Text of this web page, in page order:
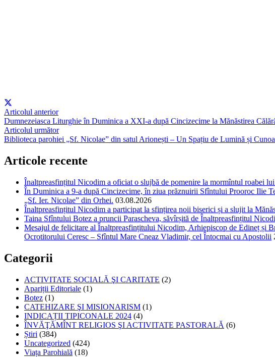
Articolul anterior
Dumnezeiasca Liturghie în Duminica a XXI-a după Cincizecime la Mănăstirea
Articolul următor
Biblioteca parohiei „Sf. Nicolae” din satul Arionești – Un Spațiu de Lumină și
Articole recente
Înaltpreasfințitul Nicodim a oficiat o slujbă de pomenire la mormîntul roabei
În Duminica a 9-a după Cincizecime, în ziua prăznuirii Sfîntului Prooroc Ilie
„Sf. Ier. Nicolae” din Orhei. 03.08.2026
Înaltpreasfințitul Nicodim a participat la sfințirea noii biserici și a slujit la
Taina Sfîntului Botez a pruncii Parascheva, săvîrșită de Înaltpreasfințitul
Mesajul de felicitare al Înaltpreasfințitului Nicodim, Arhiepiscop de Edineț
Ocrotitorului Ceresc – Sfîntul Mare Cneaz Vladimir, cel Întocmai cu Apostolii
Categorii
ACTIVITATE SOCIALĂ ŞI CARITATE (2)
Apariții Editoriale (1)
Botez (1)
CATEHIZARE ŞI MISIONARISM (1)
INDICAȚII TIPICONALE 2024 (4)
ÎNVĂŢĂMÎNT RELIGIOS ŞI ACTIVITATE PASTORALĂ (6)
Știri (384)
Uncategorized (424)
Viața Parohială (18)